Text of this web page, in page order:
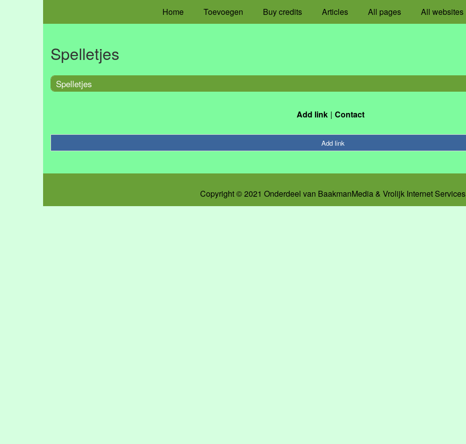
Home Toevoegen Buy credits Articles All pages All websites
Spelletjes
Spelletjes
Add link Contact
Add link
Copyright © 2021 Onderdeel van BaakmanMedia & Vrolijk Internet Services